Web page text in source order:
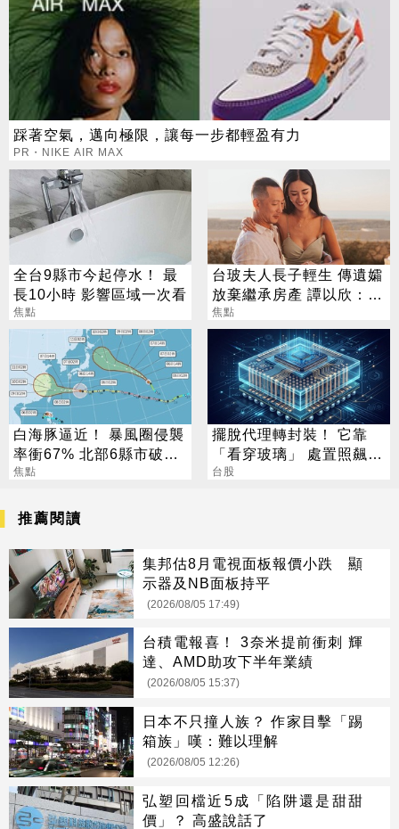
踩著空氣，邁向極限，讓每一步都輕盈有力
PR・NIKE AIR MAX
全台9縣市今起停水！ 最
長10小時 影響區域一次看
焦點
台玻夫人長子輕生 傳遺孀
放棄繼承房產 譚以欣：不
實內容二次傷害
焦點
白海豚逼近！ 暴風圈侵襲
率衝67% 北部6縣市破5
成
焦點
擺脫代理轉封裝！ 它靠
「看穿玻璃」 處置照飆2
漲停
台股
推薦閱讀
集邦估8月電視面板報價小跌 顯
示器及NB面板持平
(2026/08/05 17:49)
台積電報喜！ 3奈米提前衝刺 輝
達、AMD助攻下半年業績
(2026/08/05 15:37)
日本不只撞人族？ 作家目擊「踢
箱族」嘆：難以理解
(2026/08/05 12:26)
弘塑回檔近5成「陷阱還是甜甜
價」？ 高盛說話了